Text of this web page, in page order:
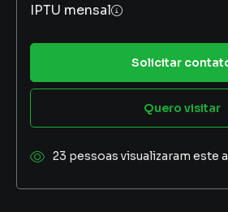
IPTU mensal
Solicitar
Quero visitar
23 pessoas visualizaram este